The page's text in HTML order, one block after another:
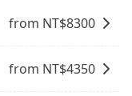
from NT$8300
from NT$4350